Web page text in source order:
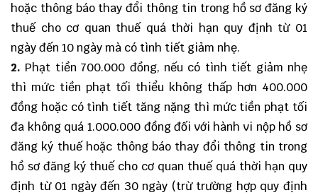
hoặc thông báo thay đổi thông tin trong hồ sơ đăng ký
thuế cho cơ quan thuế quá thời hạn quy định từ 01
ngày đến 10 ngày mà có tình tiết giảm nhẹ.
2. Phạt tiền 700.000 đồng, nếu có tình tiết giảm nhẹ
thì mức tiền phạt tối thiểu không thấp hơn 400.000
đồng hoặc có tình tiết tăng nặng thì mức tiền phạt tối
đa không quá 1.000.000 đồng đối với hành vi nộp hồ sơ
đăng ký thuế hoặc thông báo thay đổi thông tin trong
hồ sơ đăng ký thuế cho cơ quan thuế quá thời hạn quy
định từ 01 ngày đến 30 ngày (trừ trường hợp quy định